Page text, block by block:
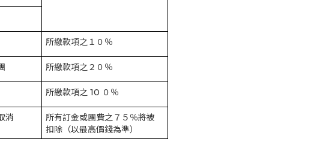
所繳款項之１０％
所繳款項之２０％
所繳款項之10 ０％
消
所有訂金或團費之７５％將被
扣除（以最高價錢為準）